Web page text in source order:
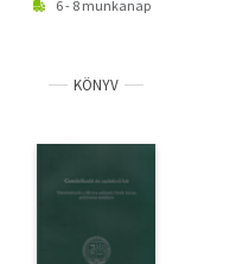
6 - 8 munkanap
KÖNYV